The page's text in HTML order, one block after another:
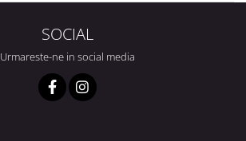
SOCIAL
Urmareste-ne in social media